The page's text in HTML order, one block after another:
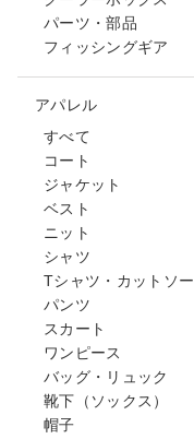
パーツ・部品
フィッシングギア
アパレル
すべて
コート
ジャケット
ベスト
ニット
シャツ
Tシャツ・カットソー
パンツ
スカート
ワンピース
バッグ・リュック
靴下（ソックス）
帽子